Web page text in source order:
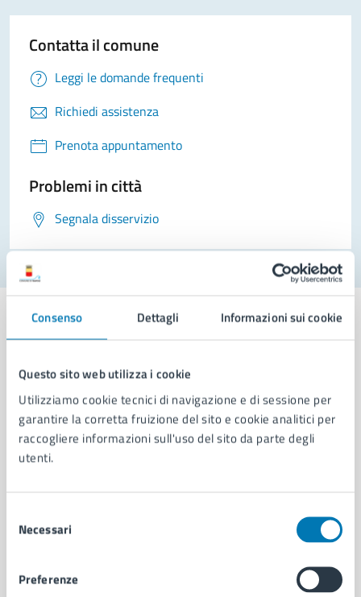
Consenso Dettagli Informazioni sui cookie
Questo sito web utilizza i cookie
Utilizziamo cookie tecnici di navigazione e di sessione per
garantire la corretta fruizione del sito e cookie analitici per
raccogliere informazioni sull'uso del sito da parte degli
utenti.
delNecessari
Preferenze
Contatta il comune
Leggi le domande frequenti
Richiedi assistenza
Prenota appuntamento
Problemi in città
Segnala disservizio
Comune di Napoli
AMMINISTRAZIONE
Aree amministrative
Organi di governo
Enti e fondazioni
Documenti e dati